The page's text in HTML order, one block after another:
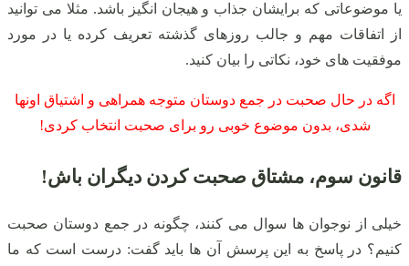
یا موضوعاتی که برایشان جذاب و هیجان انگیز باشد. مثلا می توانید
از اتفاقات مهم و جالب روزهای گذشته تعریف کرده یا در مورد
موفقیت های خود، نکاتی را بیان کنید.
اگه در حال صحبت در جمع دوستان متوجه همراهی و اشتیاق اونها
شدی، بدون موضوع خوبی رو برای صحبت انتخاب کردی!
قانون سوم، مشتاق صحبت کردن دیگران باش!
خیلی از نوجوان ها سوال می کنند، چگونه در جمع دوستان صحبت
کنیم؟ در پاسخ به این پرسش آن ها باید گفت: درست است که ما